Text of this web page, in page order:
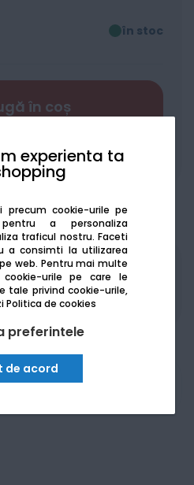
experienta ta
precum cookie-urile pe
a personaliza
traficul nostru. Faceti
a consimti la utilizarea
web. Pentru mai multe
urile pe care le
tale privind cookie-urile,
Politica de cookies
preferintele
de acord
în stoc
în coș
Compară
pe platforma de
SEAP/SICAP
nevoie de ajutor